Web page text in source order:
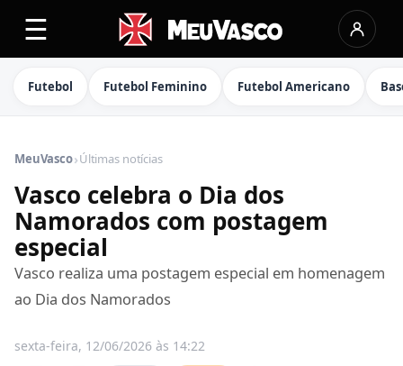
☰
Futebol Futebol Feminino Futebol Americano
MeuVasco›Últimas notícias
Vasco celebra o Dia dos
Namorados com postagem
especial
Vasco realiza uma postagem especial em homenagem
ao Dia dos Namorados
sexta-feira, 12/06/2026 às 14:22